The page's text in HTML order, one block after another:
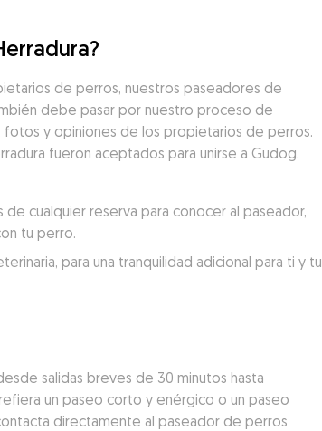
de perros, nuestros paseadores de
debe pasar por nuestro proceso de
y opiniones de los propietarios de perros.
fueron aceptados para unirse a Gudog.
cualquier reserva para conocer al paseador,
tu perro.
para una tranquilidad adicional para ti y tu
salidas breves de 30 minutos hasta
un paseo corto y enérgico o un paseo
directamente al paseador de perros